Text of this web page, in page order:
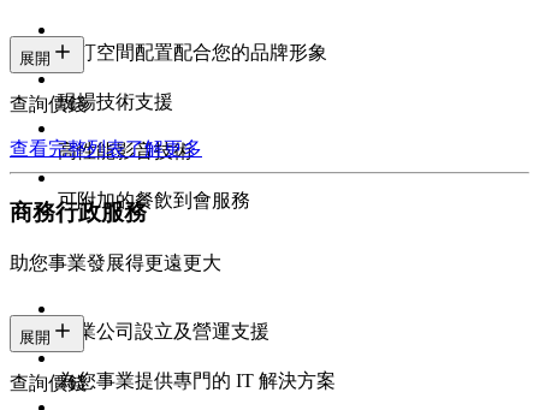
自訂空間配置配合您的品牌形象
現場技術支援
高性能影音技術
可附加的餐飲到會服務
展開
查詢價錢
查看完整列表了解更多
商務行政服務
助您事業發展得更遠更大
專業公司設立及營運支援
為您事業提供專門的 IT 解決方案
展開
查詢價錢